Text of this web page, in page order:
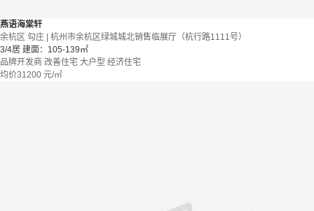
燕语海棠轩
余杭区 勾庄 | 杭州市余杭区绿城城北销售临展厅（杭行路1111号）
3/4居 建面：105-139㎡
品牌开发商 改善住宅 大户型 经济住宅
均价31200 元/㎡